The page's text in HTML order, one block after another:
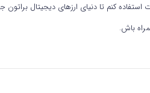
کنم تا دنیای ارزهای دیجیتال براتون
باش.